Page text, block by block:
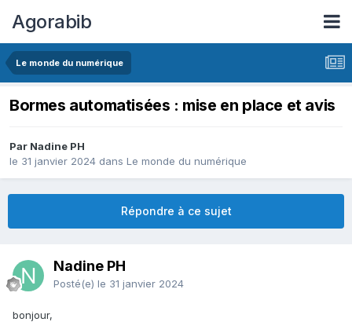
Agorabib
Le monde du numérique
Bormes automatisées : mise en place et avis
Par Nadine PH
le 31 janvier 2024 dans Le monde du numérique
Répondre à ce sujet
Nadine PH
Posté(e) le 31 janvier 2024
bonjour,